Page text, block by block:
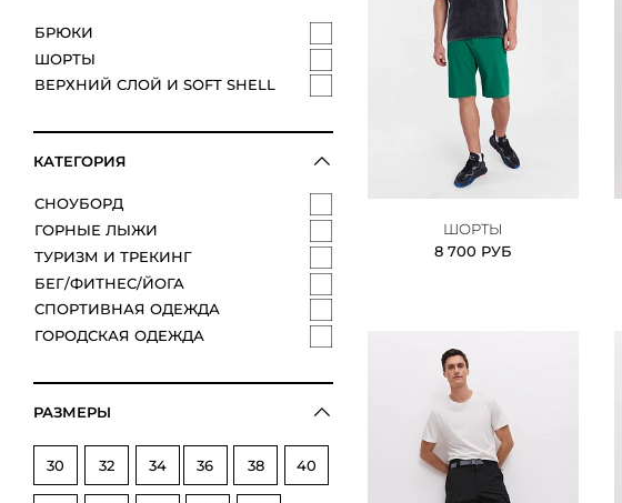
БРЮКИ
ШОРТЫ
ВЕРХНИЙ СЛОЙ И SOFT SHELL
КАТЕГОРИЯ
СНОУБОРД
ГОРНЫЕ ЛЫЖИ
ТУРИЗМ И ТРЕКИНГ
БЕГ/ФИТНЕС/ЙОГА
СПОРТИВНАЯ ОДЕЖДА
ГОРОДСКАЯ ОДЕЖДА
РАЗМЕРЫ
30 32 34 36 38 40
ШОРТЫ
8 700 РУБ